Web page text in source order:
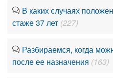
В каких случаях
стаже 37 лет (227)
Разбираемся, когда
после ее назначения (163)